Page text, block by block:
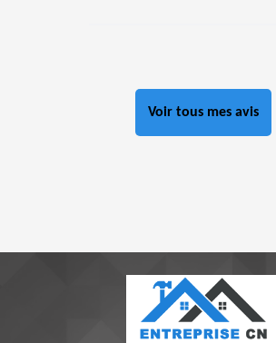
Voir tous mes avis